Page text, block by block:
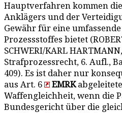
Hauptverfahren kommen
Anklägers und der
Gewähr für eine
Prozessstoffes bietet
SCHWERI/KARL
Strafprozessrecht, 6. Aufl.,
409). Es ist daher nur
aus Art. 6
EMRK
Waffengleichheit, wenn die
Bundesgericht über die